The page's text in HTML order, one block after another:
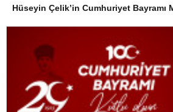
Hüseyin Çelik’in Cumhuriyet Bayramı